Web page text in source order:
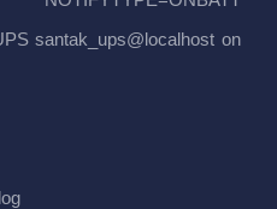
santak_ups@localhost on